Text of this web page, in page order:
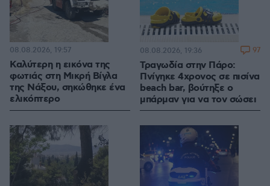
Καλύτερη η εικόνα της
φωτιάς στη Μικρή Βίγλα
της Νάξου, σηκώθηκε ένα
ελικόπτερο
08.08.2026, 19:57
Τραγωδία στην Πάρο:
Πνίγηκε 4χρονος σε πισίνα
beach bar, βούτηξε ο
μπάρμαν για να τον σώσει
08.08.2026, 19:36 97